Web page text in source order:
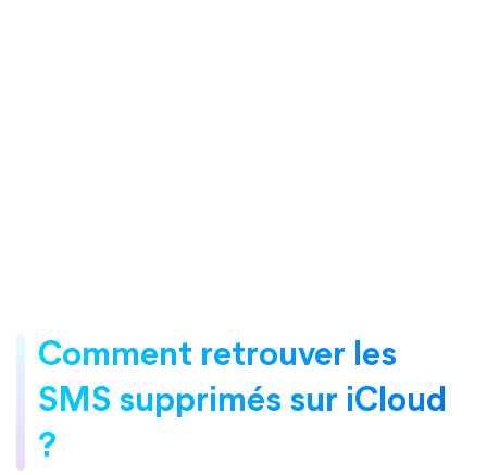
Comment retrouver les
SMS supprimés sur iCloud
?